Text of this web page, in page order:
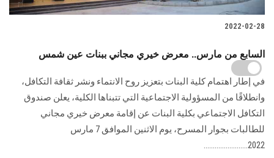
2022-02-28
السابع من مارس.. معرض خيري مجاني ببنات عين شمس
في إطار اهتمام كلية البنات بتعزيز روح الانتماء ونشر ثقافة التكافل،
وانطلاقًا من المسؤولية الاجتماعية التي تتبناها الكلية، يعلن صندوق
التكافل الاجتماعي بكلية البنات عن إقامة معرض خيري مجاني
للطالبات بجوار المسرح، يوم الاثنين الموافق 7 مارس
2022........................